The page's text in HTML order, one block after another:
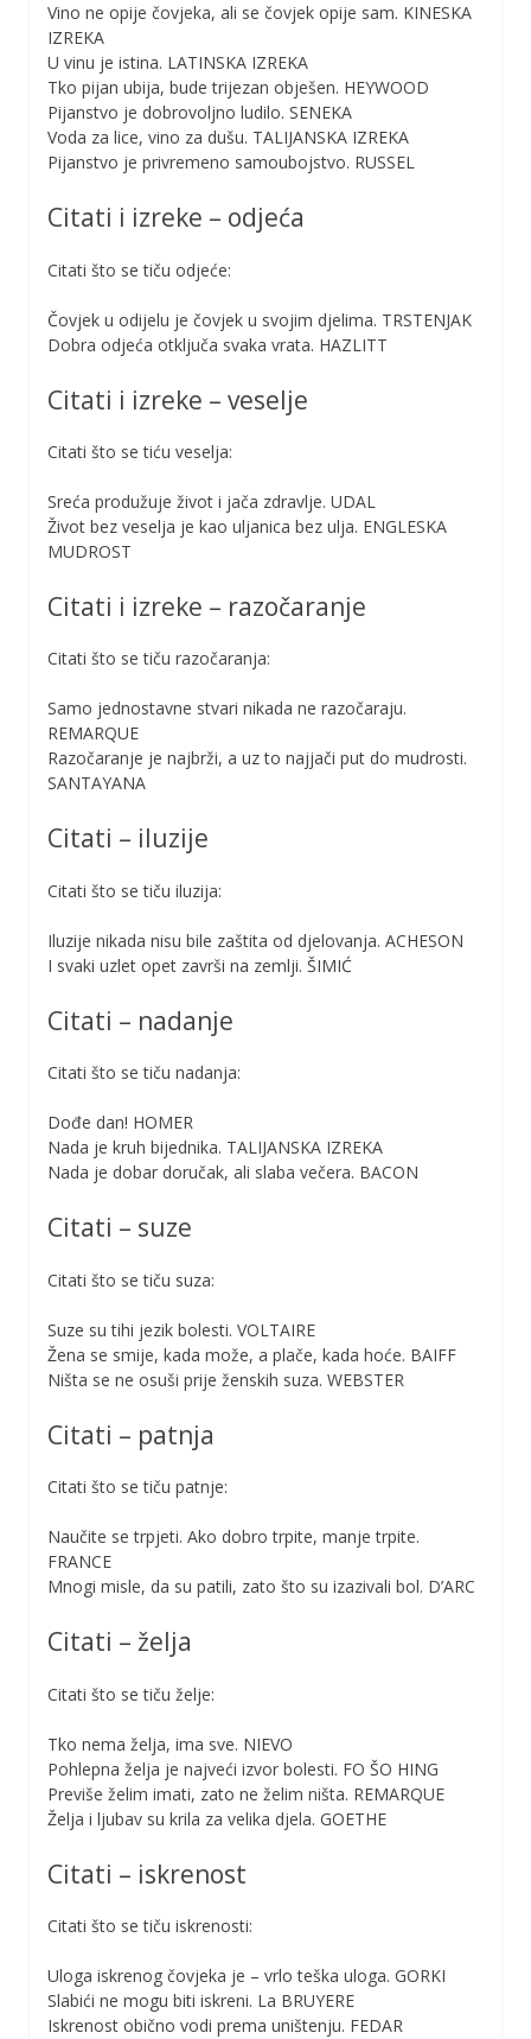
Vino ne opije čovjeka, ali se čovjek opije sam. KINESKA
IZREKA
U vinu je istina. LATINSKA IZREKA
Tko pijan ubija, bude trijezan obješen. HEYWOOD
Pijanstvo je dobrovoljno ludilo. SENEKA
Voda za lice, vino za dušu. TALIJANSKA IZREKA
Pijanstvo je privremeno samoubojstvo. RUSSEL
Citati i izreke – odjeća
Citati što se tiču odjeće:
Čovjek u odijelu je čovjek u svojim djelima. TRSTENJAK
Dobra odjeća otključa svaka vrata. HAZLITT
Citati i izreke – veselje
Citati što se tiću veselja:
Sreća produžuje život i jača zdravlje. UDAL
Život bez veselja je kao uljanica bez ulja. ENGLESKA
MUDROST
Citati i izreke – razočaranje
Citati što se tiču razočaranja:
Samo jednostavne stvari nikada ne razočaraju.
REMARQUE
Razočaranje je najbrži, a uz to najjači put do mudrosti.
SANTAYANA
Citati – iluzije
Citati što se tiču iluzija:
Iluzije nikada nisu bile zaštita od djelovanja. ACHESON
I svaki uzlet opet završi na zemlji. ŠIMIĆ
Citati – nadanje
Citati što se tiču nadanja:
Dođe dan! HOMER
Nada je kruh bijednika. TALIJANSKA IZREKA
Nada je dobar doručak, ali slaba večera. BACON
Citati – suze
Citati što se tiču suza:
Suze su tihi jezik bolesti. VOLTAIRE
Žena se smije, kada može, a plače, kada hoće. BAIFF
Ništa se ne osuši prije ženskih suza. WEBSTER
Citati – patnja
Citati što se tiču patnje:
Naučite se trpjeti. Ako dobro trpite, manje trpite.
FRANCE
Mnogi misle, da su patili, zato što su izazivali bol. D’ARC
Citati – želja
Citati što se tiču želje:
Tko nema želja, ima sve. NIEVO
Pohlepna želja je najveći izvor bolesti. FO ŠO HING
Previše želim imati, zato ne želim ništa. REMARQUE
Želja i ljubav su krila za velika djela. GOETHE
Citati – iskrenost
Citati što se tiču iskrenosti:
Uloga iskrenog čovjeka je – vrlo teška uloga. GORKI
Slabići ne mogu biti iskreni. La BRUYERE
Iskrenost obično vodi prema uništenju. FEDAR